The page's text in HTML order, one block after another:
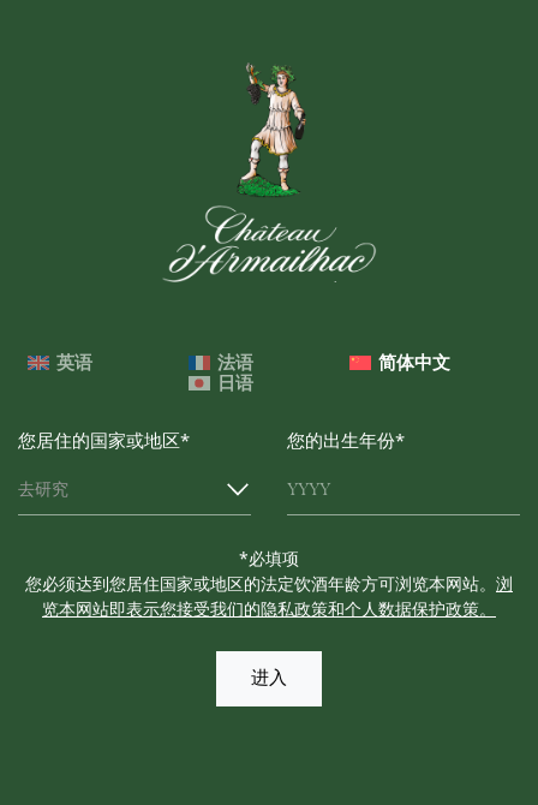
英语 法语
简体中文
日语
您居住的国家或地区*
去研究
您的出生年份*
*必填项
您必须达到您居住国家或地区的法定饮酒年龄方可浏览本网站。 浏
览本网站即表示您接受我们的隐私政策和个人数据保护政策。
进入